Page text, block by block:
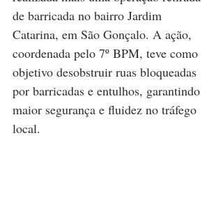
de barricada no bairro Jardim
Catarina, em São Gonçalo. A ação,
coordenada pelo 7º BPM, teve como
objetivo desobstruir ruas bloqueadas
por barricadas e entulhos, garantindo
maior segurança e fluidez no tráfego
local.